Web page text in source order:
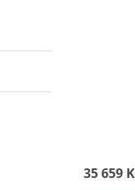
35 659